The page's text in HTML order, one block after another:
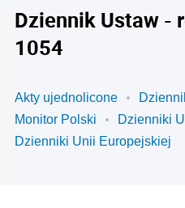
Dziennik Ustaw -
1054
Akty ujednolicone
Monitor Polski
Dzienniki
Dzienniki Unii Europejskiej